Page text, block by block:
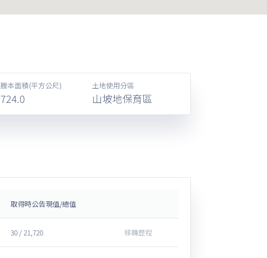
謄本面積(平方公尺)
724.0
土地使用分區
山坡地保育區
取得時公告現值/總值
30 / 21,720 移轉歷程